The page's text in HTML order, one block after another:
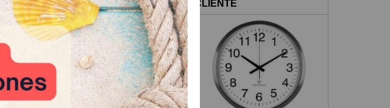
durante 10 min. y dejar reposar 5 min.
45 min. y estirar de forma rectangular.
con la pala el azúcar y la St. Allery
anterior. Por último, incorporar la almendra
rectangular. Poner una capa fina de crema
CLIENTE